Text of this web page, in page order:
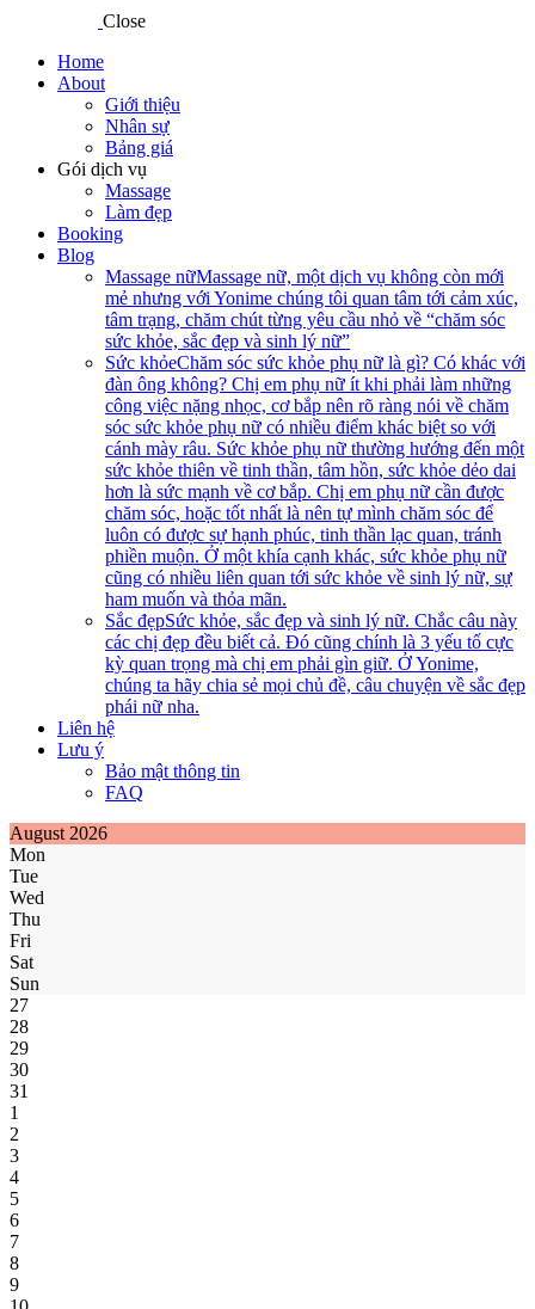
Close
Home
About
Giới thiệu
Nhân sự
Bảng giá
Gói dịch vụ
Massage
Làm đẹp
Booking
Blog
Massage nữMassage nữ, một dịch vụ không còn mới
mẻ nhưng với Yonime chúng tôi quan tâm tới cảm xúc,
tâm trạng, chăm chút từng yêu cầu nhỏ về “chăm sóc
sức khỏe, sắc đẹp và sinh lý nữ”
Sức khỏeChăm sóc sức khỏe phụ nữ là gì? Có khác với
đàn ông không? Chị em phụ nữ ít khi phải làm những
công việc nặng nhọc, cơ bắp nên rõ ràng nói về chăm
sóc sức khỏe phụ nữ có nhiều điểm khác biệt so với
cánh mày râu. Sức khỏe phụ nữ thường hướng đến một
sức khỏe thiên về tinh thần, tâm hồn, sức khỏe dẻo dai
hơn là sức mạnh về cơ bắp. Chị em phụ nữ cần được
chăm sóc, hoặc tốt nhất là nên tự mình chăm sóc để
luôn có được sự hạnh phúc, tinh thần lạc quan, tránh
phiền muộn. Ở một khía cạnh khác, sức khỏe phụ nữ
cũng có nhiều liên quan tới sức khỏe về sinh lý nữ, sự
ham muốn và thỏa mãn.
Sắc đẹpSức khỏe, sắc đẹp và sinh lý nữ. Chắc câu này
các chị đẹp đều biết cả. Đó cũng chính là 3 yếu tố cực
kỳ quan trọng mà chị em phải gìn giữ. Ở Yonime,
chúng ta hãy chia sẻ mọi chủ đề, câu chuyện về sắc đẹp
phái nữ nha.
Liên hệ
Lưu ý
Bảo mật thông tin
FAQ
August 2026
Mon
Tue
Wed
Thu
Fri
Sat
Sun
27
28
29
30
31
1
2
3
4
5
6
7
8
9